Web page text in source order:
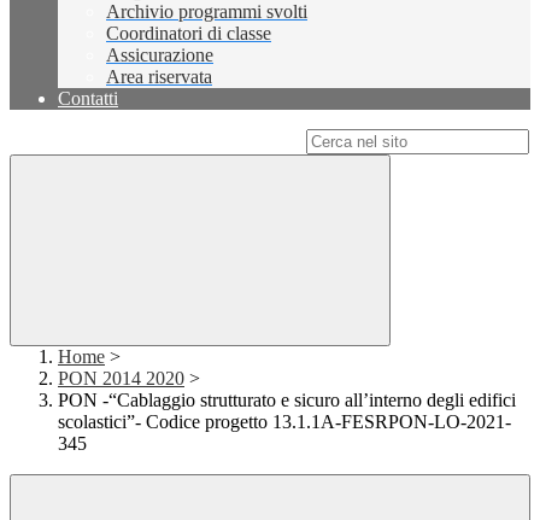
Archivio programmi svolti
Coordinatori di classe
Assicurazione
Area riservata
Contatti
Home >
PON 2014 2020 >
PON -“Cablaggio strutturato e sicuro all’interno degli edifici
scolastici”- Codice progetto 13.1.1A-FESRPON-LO-2021-
345